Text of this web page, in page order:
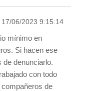
17/06/2023 9:15:14
mínimo en
Si hacen ese
de denunciarlo.
con todo
de